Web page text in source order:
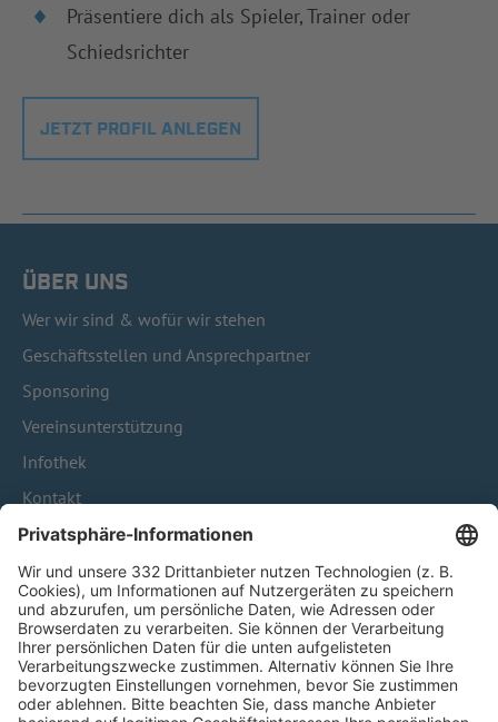
Präsentiere dich als Spieler, Trainer oder
Schiedsrichter
JETZT PROFIL ANLEGEN
ÜBER UNS
Wer wir sind & wofür wir stehen
Geschäftsstellen und Ansprechpartner
Sponsoring
Vereinsunterstützung
Infothek
Kontakt
HÄUFIG BESUCHTE SEITEN
Pässe und Vereinswechsel
Trainerausbildung
Schulungsangebot Vereinsmitarbeiter
BFV-Geschäftsstellen